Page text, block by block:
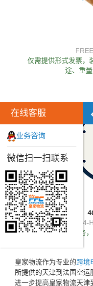
仅需提供形式发票，
途、重
独家推出24小时服务
皇家物流作为专业的跨境
所提供的天津到法国空运
进一步提高皇家物流天
在线客服
业务咨询
微信扫一扫联系